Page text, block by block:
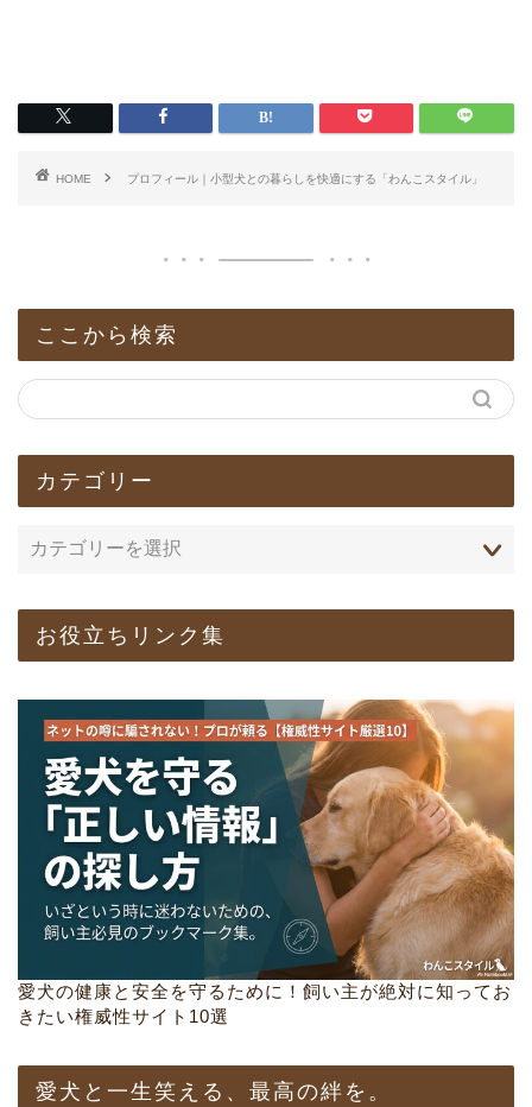
HOME プロフィール｜小型犬との暮らしを快適にする「わんこスタイル」
ここから検索
カテゴリー
お役立ちリンク集
愛犬の健康と安全を守るために！飼い主が絶対に知ってお
きたい権威性サイト10選
愛犬と一生笑える、最高の絆を。